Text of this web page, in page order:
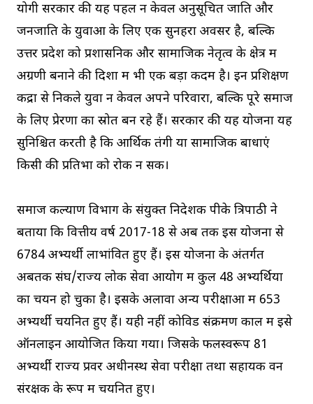
योगी सरकार की यह पहल न केवल अनुसूचित जाति और
जनजाति के युवाओं के लिए एक सुनहरा अवसर है, बल्कि
उत्तर प्रदेश को प्रशासनिक और सामाजिक नेतृत्व के क्षेत्र में
अग्रणी बनाने की दिशा में भी एक बड़ा कदम है। इन प्रशिक्षण
केंद्रों से निकले युवा न केवल अपने परिवारों, बल्कि पूरे समाज
के लिए प्रेरणा का स्रोत बन रहे हैं। सरकार की यह योजना यह
सुनिश्चित करती है कि आर्थिक तंगी या सामाजिक बाधाएं
किसी की प्रतिभा को रोक न सकें।
समाज कल्याण विभाग के संयुक्त निदेशक पीके त्रिपाठी ने
बताया कि वित्तीय वर्ष 2017-18 से अब तक इस योजना से
6784 अभ्यर्थी लाभांवित हुए हैं। इस योजना के अंतर्गत
अबतक संघ/राज्य लोक सेवा आयोग में कुल 48 अभ्यर्थियों
का चयन हो चुका है। इसके अलावा अन्य परीक्षाओं में 653
अभ्यर्थी चयनित हुए हैं। यही नहीं कोविड संक्रमण काल में इसे
ऑनलाइन आयोजित किया गया। जिसके फलस्वरूप 81
अभ्यर्थी राज्य प्रवर अधीनस्थ सेवा परीक्षा तथा सहायक वन
संरक्षक के रूप में चयनित हुए।